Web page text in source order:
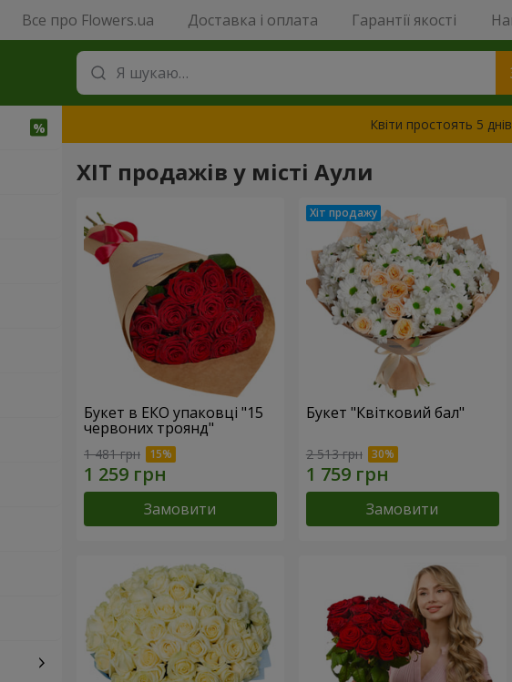
Все про Flowers.ua Доставка і оплата Гарантії якості
Квіти простоять 5
ХІТ продажів у місті Аули
Букет в ЕКО упаковці "15
червоних троянд"
1 481 грн
Замовити
Букет "Квітковий бал"
2 513 грн
Замовити